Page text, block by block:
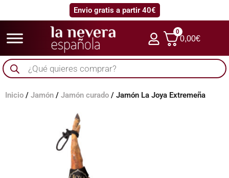
Envio gratis a partir 40€
0
0,00€
Búsqueda
de
productos
Inicio / Jamón / Jamón curado / Jamón La Joya Extremeña